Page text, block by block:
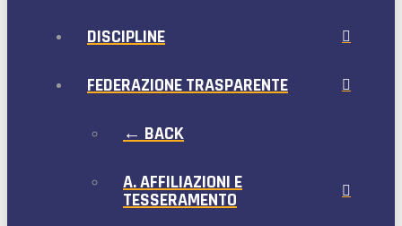
DISCIPLINE
FEDERAZIONE TRASPARENTE
← BACK
A. AFFILIAZIONI E
TESSERAMENTO